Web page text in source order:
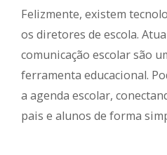
Felizmente, existem
os diretores de escola.
comunicação escolar são
ferramenta educacional.
a agenda escolar,
pais e alunos de forma